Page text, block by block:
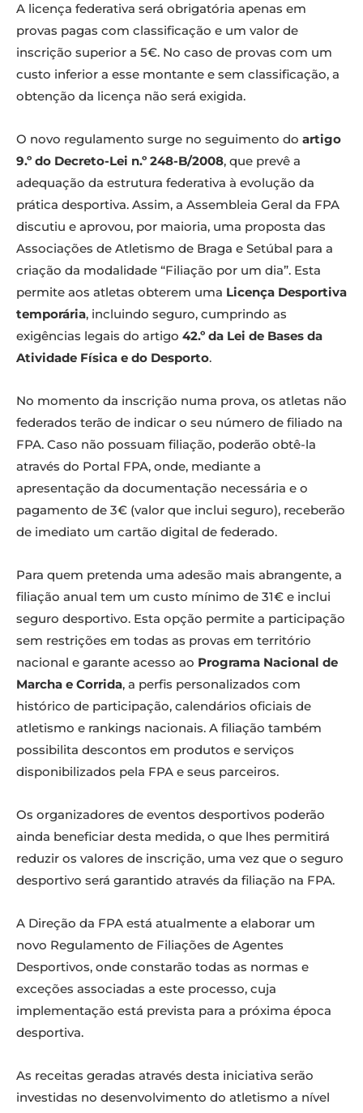
A licença federativa será obrigatória apenas em
provas pagas com classificação e um valor de
inscrição superior a 5€. No caso de provas com um
custo inferior a esse montante e sem classificação, a
obtenção da licença não será exigida.
O novo regulamento surge no seguimento do artigo
9.º do Decreto-Lei n.º 248-B/2008, que prevê a
adequação da estrutura federativa à evolução da
prática desportiva. Assim, a Assembleia Geral da FPA
discutiu e aprovou, por maioria, uma proposta das
Associações de Atletismo de Braga e Setúbal para a
criação da modalidade “Filiação por um dia”. Esta
permite aos atletas obterem uma Licença Desportiva
temporária, incluindo seguro, cumprindo as
exigências legais do artigo 42.º da Lei de Bases da
Atividade Física e do Desporto.
No momento da inscrição numa prova, os atletas não
federados terão de indicar o seu número de filiado na
FPA. Caso não possuam filiação, poderão obtê-la
através do Portal FPA, onde, mediante a
apresentação da documentação necessária e o
pagamento de 3€ (valor que inclui seguro), receberão
de imediato um cartão digital de federado.
Para quem pretenda uma adesão mais abrangente, a
filiação anual tem um custo mínimo de 31€ e inclui
seguro desportivo. Esta opção permite a participação
sem restrições em todas as provas em território
nacional e garante acesso ao Programa Nacional de
Marcha e Corrida, a perfis personalizados com
histórico de participação, calendários oficiais de
atletismo e rankings nacionais. A filiação também
possibilita descontos em produtos e serviços
disponibilizados pela FPA e seus parceiros.
Os organizadores de eventos desportivos poderão
ainda beneficiar desta medida, o que lhes permitirá
reduzir os valores de inscrição, uma vez que o seguro
desportivo será garantido através da filiação na FPA.
A Direção da FPA está atualmente a elaborar um
novo Regulamento de Filiações de Agentes
Desportivos, onde constarão todas as normas e
exceções associadas a este processo, cuja
implementação está prevista para a próxima época
desportiva.
As receitas geradas através desta iniciativa serão
investidas no desenvolvimento do atletismo a nível